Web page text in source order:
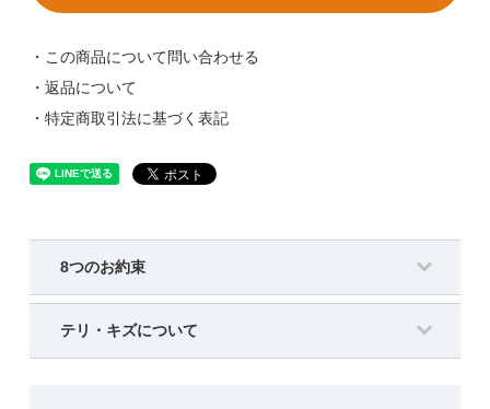
・この商品について問い合わせる
・返品について
・特定商取引法に基づく表記
8つのお約束
テリ・キズについて